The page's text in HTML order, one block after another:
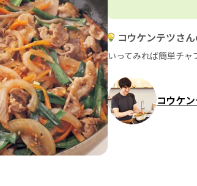
コウケンテツさ
いってみれば簡単チ
コウケ